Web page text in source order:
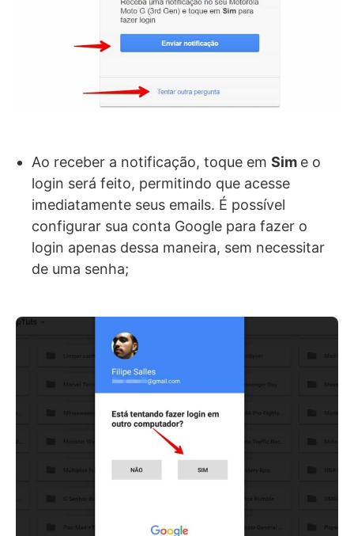
Ao receber a notificação, toque em Sim e o
login será feito, permitindo que acesse
imediatamente seus emails. É possível
configurar sua conta Google para fazer o
login apenas dessa maneira, sem necessitar
de uma senha;